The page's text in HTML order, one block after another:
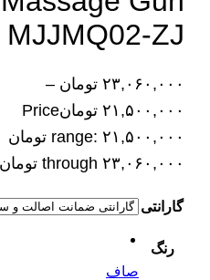
MJJMQ02-ZJ
۲۳,۰۶۰,۰۰۰ تومان –
۲۱,۵۰۰,۰۰۰ تومانPrice
range: ۲۱,۵۰۰,۰۰۰ تومان
through ۲۳,۰۶۰,۰۰۰ تومان
گارانتی
رنگ
صاف